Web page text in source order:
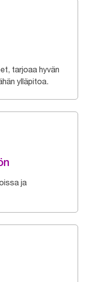
tarjoaa hyvän
ylläpitoa.
ja